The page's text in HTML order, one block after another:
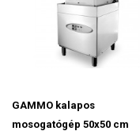
GAMMO kalapos
mosogatógép 50x50 cm